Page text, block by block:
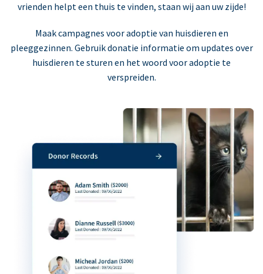
vrienden helpt een thuis te vinden, staan wij aan uw zijde!
Maak campagnes voor adoptie van huisdieren en
pleeggezinnen. Gebruik donatie informatie om updates over
huisdieren te sturen en het woord voor adoptie te
verspreiden.